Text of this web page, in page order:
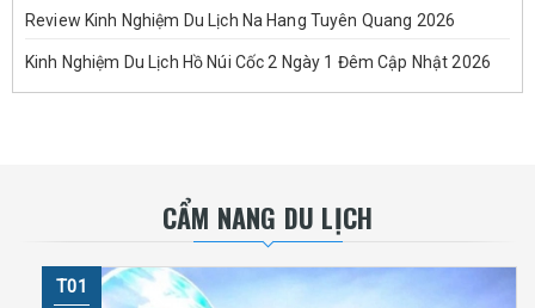
Review Kinh Nghiệm Du Lịch Na Hang Tuyên Quang 2026
Kinh Nghiệm Du Lịch Hồ Núi Cốc 2 Ngày 1 Đêm Cập Nhật 2026
CẨM NANG DU LỊCH
T01